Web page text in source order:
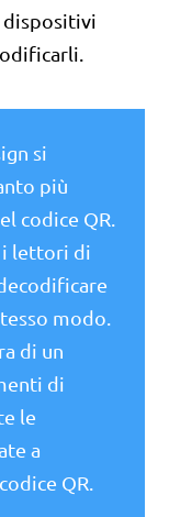
dispositivi
si
più
codice QR.
i lettori di
modo.
di un
di
le
a
QR.